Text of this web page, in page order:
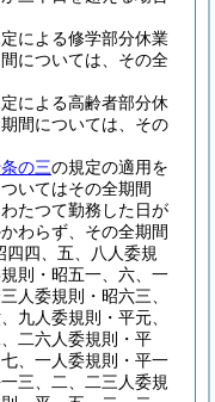
による修学部分休業
については、その全
による高齢者部分休
間については、その
の三の規定の適用を
いてはその全期間
たつて勤務した日が
わらず、その全期間
四、五、八人委規
則・昭五一、六、一
人委規則・昭六三、
九人委規則・平元、
二六人委規則・平
、一人委規則・平一
三、二、二三人委規